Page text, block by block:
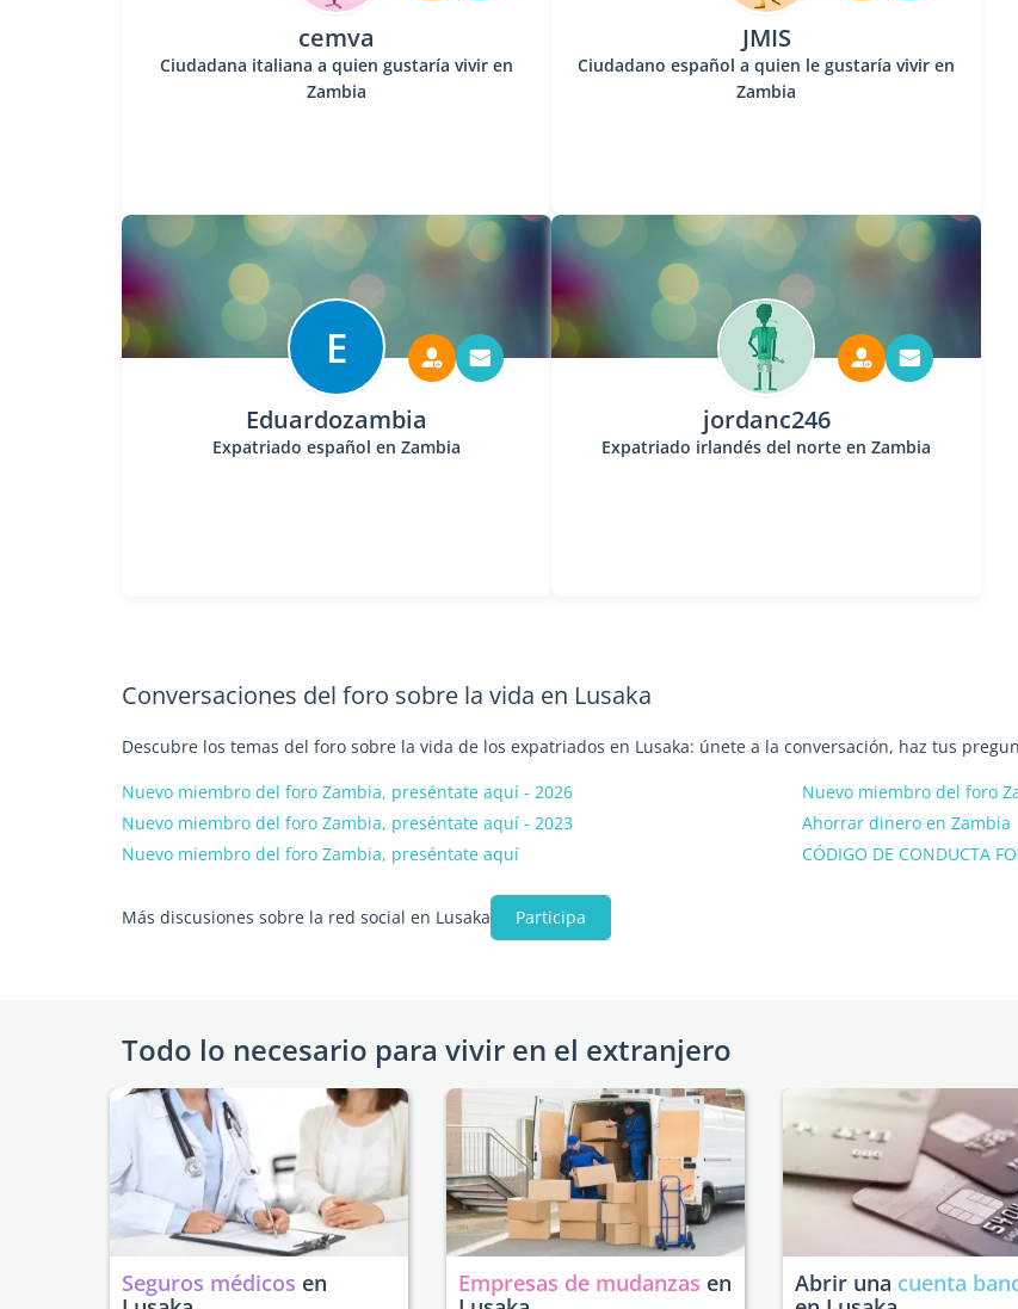
cemva
Ciudadana italiana a quien gustaría vivir en
Zambia
JMIS
Ciudadano español a quien le gustaría vivir en
Zambia
E
Eduardozambia
Expatriado español en Zambia
jordanc246
Expatriado irlandés del norte en Zambia
Conversaciones del foro sobre la vida en Lusaka
Descubre los temas del foro sobre la vida de los expatriados en Lusaka: únete a la conversación, haz tus
Nuevo miembro del foro Zambia, preséntate aquí - 2026
Nuevo miembro del foro
Nuevo miembro del foro Zambia, preséntate aquí - 2023
Ahorrar dinero en Zambia
Nuevo miembro del foro Zambia, preséntate aquí
CÓDIGO DE CONDUCTA
Más discusiones sobre la red social en Lusaka Participa
Todo lo necesario para vivir en el extranjero
Seguros médicos en
Empresas de mudanzas en
Abrir una cuenta